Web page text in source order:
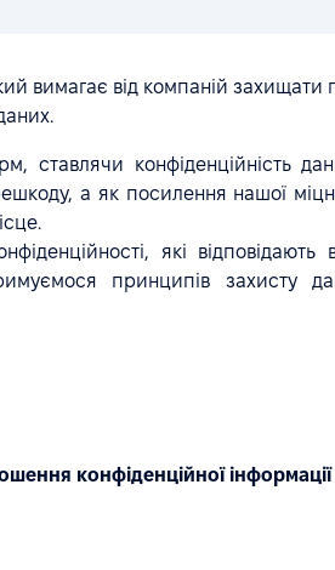
вимагає від компаній захищати
ставлячи конфіденційність
а як посилення нашої
які відповідають
принципів захисту
конфіденційної інформації